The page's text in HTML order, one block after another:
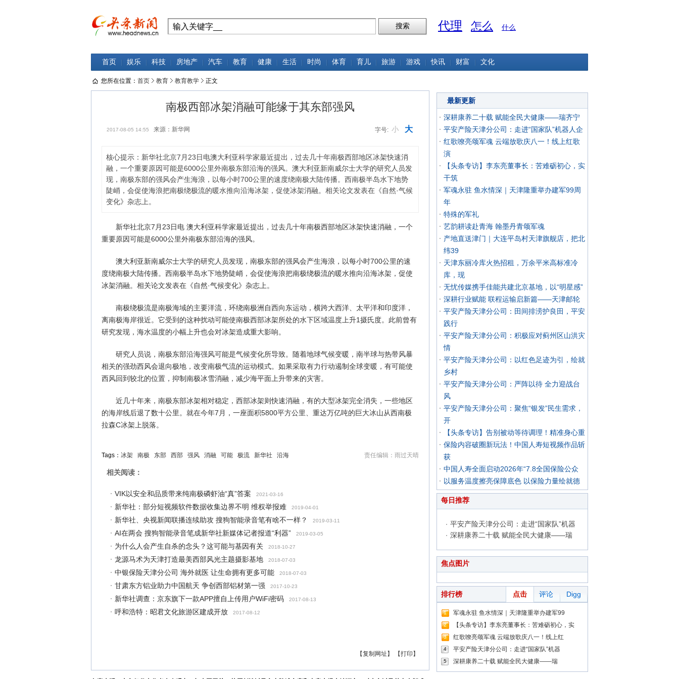
代理 怎么 什么
首页 娱乐 科技 房地产 汽车 教育 健康 生活 时尚 体育 育儿 旅游 游戏 快讯 财富 文化
您所在位置： 首页 教育 教育教学 正文
南极西部冰架消融可能缘于其东部强风
字号: 小 大
2017-08-05 14:55 来源：新华网
核心提示：新华社北京7月23日电澳大利亚科学家最近提出，过去几十年南极西部地区冰架快速消
融，一个重要原因可能是6000公里外南极东部沿海的强风。澳大利亚新南威尔士大学的研究人员发
现，南极东部的强风会产生海浪，以每小时700公里的速度绕南极大陆传播。西南极半岛水下地势
陡峭，会促使海浪把南极绕极流的暖水推向沿海冰架，促使冰架消融。相关论文发表在《自然·气候
变化》杂志上。
新华社北京7月23日电 澳大利亚科学家最近提出，过去几十年南极西部地区冰架快速消融，一个
重要原因可能是6000公里外南极东部沿海的强风。
澳大利亚新南威尔士大学的研究人员发现，南极东部的强风会产生海浪，以每小时700公里的速
度绕南极大陆传播。西南极半岛水下地势陡峭，会促使海浪把南极绕极流的暖水推向沿海冰架，促使
冰架消融。相关论文发表在《自然·气候变化》杂志上。
南极绕极流是南极海域的主要洋流，环绕南极洲自西向东运动，横跨大西洋、太平洋和印度洋，
离南极海岸很近。它受到的这种扰动可能使南极西部冰架所处的水下区域温度上升1摄氏度。此前曾有
研究发现，海水温度的小幅上升也会对冰架造成重大影响。
研究人员说，南极东部沿海强风可能是气候变化所导致。随着地球气候变暖，南半球与热带风暴
相关的强劲西风会退向极地，改变南极气流的运动模式。如果采取有力行动遏制全球变暖，有可能使
西风回到较北的位置，抑制南极冰雪消融，减少海平面上升带来的灾害。
近几十年来，南极东部冰架相对稳定，西部冰架则快速消融，有的大型冰架完全消失，一些地区
的海岸线后退了数十公里。就在今年7月，一座面积5800平方公里、重达万亿吨的巨大冰山从西南极
拉森C冰架上脱落。
Tags： 冰架 南极 东部 西部 强风 消融 可能 极流 新华社 沿海 责任编辑：雨过天晴
相关阅读：
VIK以安全和品质带来纯南极磷虾油“真”答案 2021-03-16
新华社：部分短视频软件数据收集边界不明 维权举报难 2019-04-01
新华社、央视新闻联播连续助攻 搜狗智能录音笔有啥不一样？ 2019-03-11
AI在两会 搜狗智能录音笔成新华社新媒体记者报道“利器” 2019-03-05
为什么人会产生自杀的念头？这可能与基因有关 2018-10-27
龙源马术为天津打造最美西部风光主题摄影基地 2018-07-03
中银保险天津分公司 海外就医 让生命拥有更多可能 2018-07-03
甘肃东方铝业助力中国航天 争创西部铝材第一强 2017-10-23
新华社调查：京东旗下一款APP擅自上传用户WiFi密码 2017-08-13
呼和浩特：昭君文化旅游区建成开放 2017-08-12
【复制网址】 【打印】
最新更新
深耕康养二十载 赋能全民大健康——瑞齐宁
平安产险天津分公司：走进“国家队”机器人企
红歌嘹亮颂军魂 云端放歌庆八一！线上红歌
演
【头条专访】李东亮董事长：苦难砺初心，实
干筑
军魂永驻 鱼水情深｜天津隆重举办建军99周
年
特殊的军礼
艺韵耕读赴青海 翰墨丹青颂军魂
产地直送津门｜大连平岛村天津旗舰店，把北
纬39
天津东丽冷库火热招租，万余平米高标准冷
库，现
无忧传媒携手佳能共建北京基地，以“明星感”
深耕行业赋能 联程运输启新篇——天津邮轮
平安产险天津分公司：田间排涝护良田，平安
践行
平安产险天津分公司：积极应对蓟州区山洪灾
情
平安产险天津分公司：以红色足迹为引，绘就
乡村
平安产险天津分公司：严阵以待 全力迎战台
风
平安产险天津分公司：聚焦“银发”民生需求，
开
【头条专访】告别被动等待调理！精准身心重
保险内容破圈新玩法！中国人寿短视频作品斩
获
中国人寿全面启动2026年“7.8全国保险公众
以服务温度擦亮保障底色 以保险力量绘就德
每日推荐
平安产险天津分公司：走进“国家队”机器
深耕康养二十载 赋能全民大健康——瑞
焦点图片
排行榜 点击 评论 Digg
1 军魂永驻 鱼水情深｜天津隆重举办建军99
2 【头条专访】李东亮董事长：苦难砺初心，实
3 红歌嘹亮颂军魂 云端放歌庆八一！线上红
4 平安产险天津分公司：走进“国家队”机器
5 深耕康养二十载 赋能全民大健康——瑞